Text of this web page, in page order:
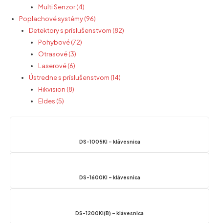
Multi Senzor (4)
Poplachové systémy (96)
Detektory s príslušenstvom (82)
Pohybové (72)
Otrasové (3)
Laserové (6)
Ústredne s príslušenstvom (14)
Hikvision (8)
Eldes (5)
DS-1005KI – klávesnica
DS-1600KI – klávesnica
DS-1200KI(B) – klávesnica